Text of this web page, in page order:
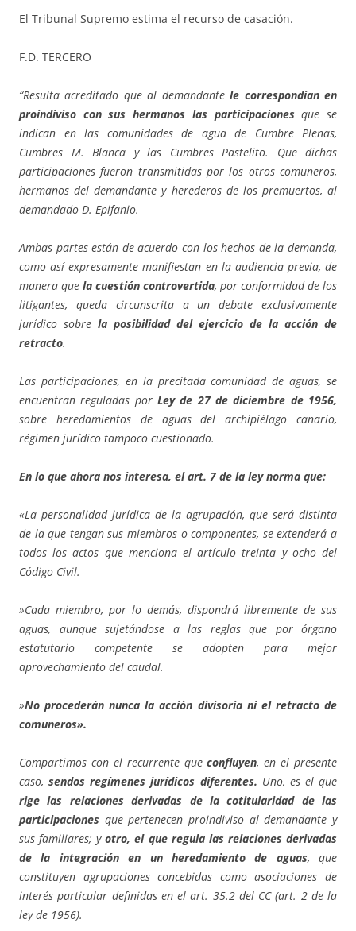
El Tribunal Supremo estima el recurso de casación.
F.D. TERCERO
“Resulta acreditado que al demandantele correspondían en
proindiviso con sus hermanos las participaciones que se
indican en las comunidades de agua de Cumbre Plenas,
Cumbres M. Blanca y las Cumbres Pastelito. Que dichas
participaciones fueron transmitidas por los otros comuneros,
hermanos del demandante y herederos de los premuertos, al
demandado D. Epifanio.
Ambas partes están de acuerdo con los hechos de la demanda,
como así expresamente manifiestan en la audiencia previa, de
manera que la cuestión controvertida, por conformidad de los
litigantes, queda circunscrita a un debate exclusivamente
jurídico sobre la posibilidad del ejercicio de la acción de
retracto.
Las participaciones, en la precitada comunidad de aguas, se
encuentran reguladas por Ley de 27 de diciembre de 1956,
sobre heredamientos de aguas del archipiélago canario,
régimen jurídico tampoco cuestionado.
En lo que ahora nos interesa, el art. 7 de la ley norma que:
«La personalidad jurídica de la agrupación, que será distinta
de la que tengan sus miembros o componentes, se extenderá a
todos los actos que menciona el artículo treinta y ocho del
Código Civil.
»Cada miembro, por lo demás, dispondrá libremente de sus
aguas, aunque sujetándose a las reglas que por órgano
estatutario competente se adopten para mejor
aprovechamiento del caudal.
»No procederán nunca la acción divisoria ni el retracto de
comuneros».
Compartimos con el recurrente queconfluyen, en el presente
caso,sendos regímenes jurídicos diferentes. Uno, es el que
rige las relaciones derivadas de la cotitularidad de las
participaciones que pertenecen proindiviso al demandante y
sus familiares; yotro, el que regula las relaciones derivadas
de la integración en un heredamiento de aguas, que
constituyen agrupaciones concebidas como asociaciones de
interés particular definidas en el art. 35.2 del CC (art. 2 de la
ley de 1956).